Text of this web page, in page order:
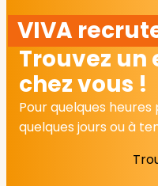
VIVA
Trouvez un
chez vous !
Pour quelques heures
quelques jours ou à